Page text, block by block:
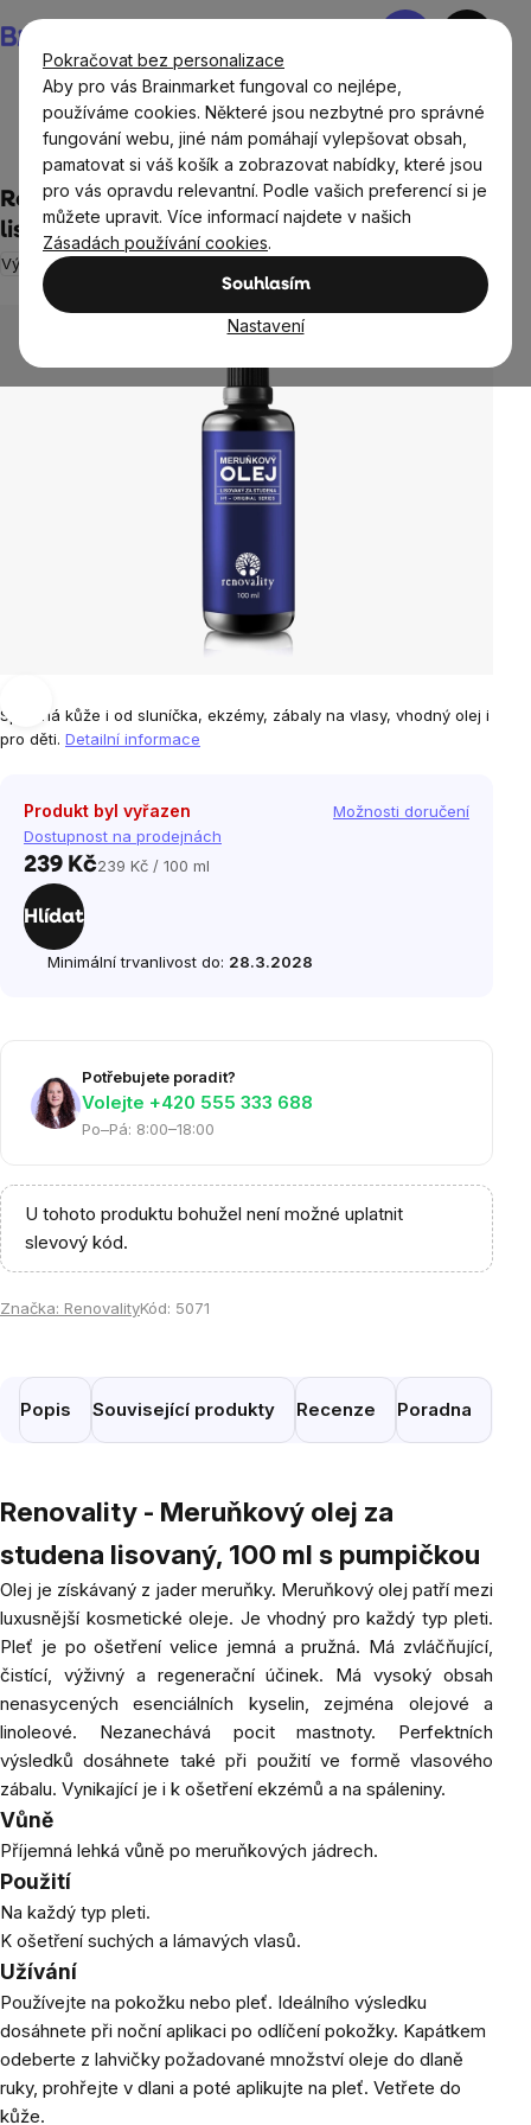
Pokračovat bez personalizace
Aby pro vás Brainmarket fungoval co nejlépe,
používáme cookies. Některé jsou nezbytné pro správné
fungování webu, jiné nám pomáhají vylepšovat obsah,
pamatovat si váš košík a zobrazovat nabídky, které jsou
pro vás opravdu relevantní. Podle vašich preferencí si je
můžete upravit. Více informací najdete v našich
Zásadách používání cookies.
Souhlasím
Nastavení
na
obsah
Nákupní
Přírodní kosmetika
Renovality - Meruňkový olej za studena
lisovaný, 100ml s pumpičkou
Výprodej
0,0
z
Spálená kůže i od sluníčka, ekzémy, zábaly na vlasy, vhodný olej i
pro děti. Detailní informace
Produkt byl vyřazen
Dostupnost na prodejnách
Možnosti doručení
239 KčMěrná
239 Kč / 100 ml
Hlídat
Minimální trvanlivost do: 28.3.2028
Potřebujete poradit?
Volejte ‭+420 555 333 688
Po–Pá: 8:00–18:00
U tohoto produktu bohužel není možné uplatnit
slevový kód.
Značka: RenovalityKód: 5071
Popis Související produkty Recenze Poradna
Renovality - Meruňkový olej za
studena lisovaný, 100 ml s pumpičkou
Olej je získávaný z jader meruňky. Meruňkový olej patří mezi
luxusnější kosmetické oleje. Je vhodný pro každý typ pleti.
Pleť je po ošetření velice jemná a pružná. Má zvláčňující,
čistící, výživný a regenerační účinek. Má vysoký obsah
nenasycených esenciálních kyselin, zejména olejové a
linoleové. Nezanechává pocit mastnoty. Perfektních
výsledků dosáhnete také při použití ve formě vlasového
zábalu. Vynikající je i k ošetření ekzémů a na spáleniny.
Vůně
Příjemná lehká vůně po meruňkových jádrech.
Použití
Na každý typ pleti.
K ošetření suchých a lámavých vlasů.
Užívání
Používejte na pokožku nebo pleť. Ideálního výsledku
dosáhnete při noční aplikaci po odlíčení pokožky. Kapátkem
odeberte z lahvičky požadované množství oleje do dlaně
ruky, prohřejte v dlani a poté aplikujte na pleť. Vetřete do
kůže.